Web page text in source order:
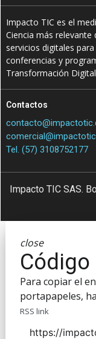
Impacto TIC es el
Ciencia más
servicios digitales
conferencias y
Transformación
Contactos
Tel. (57) 3108752177
Impacto TIC SAS.
close
Código
Para copiar el
portapapeles,
RSS link